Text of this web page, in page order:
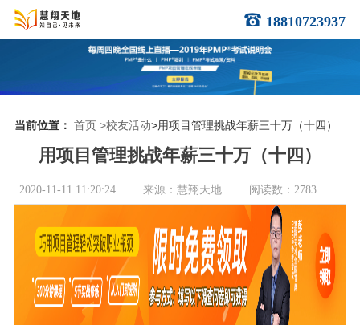
18810723937
当前位置： 首页 >校友活动>用项目管理挑战年薪三十万（十四）
用项目管理挑战年薪三十万（十四）
2020-11-11 11:20:24 来源：慧翔天地 阅读数：2783